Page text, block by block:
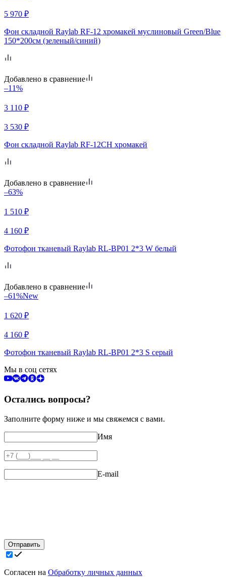
5 970 ₽
Фон складной Raylab RF-12 хромакей муслиновый Green/Blue
150*200см (зеленый/синий)
Добавлено в сравнение
–11%
3 110 ₽
3 530 ₽
Фон складной Raylab RF-12CH хромакей
Добавлено в сравнение
–63%
1 510 ₽
4 160 ₽
Фотофон тканевый Raylab RL-BP01 2*3 W белый
Добавлено в сравнение
–61%New
1 620 ₽
4 160 ₽
Фотофон тканевый Raylab RL-BP01 2*3 S серый
Мы в соц сетях
Остались вопросы?
Заполните форму ниже и мы свяжемся с вами.
Имя
E-mail
Отправить
Согласен на Обработку личных данных